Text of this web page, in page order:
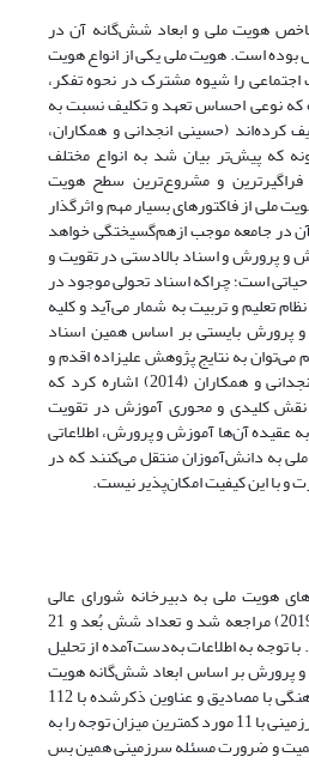
هویت ملی و ابعاد شش‌گانه آن در
است. هویت ملی یکی از انواع هویت
را شیوه مشترک در نحوه تفکر،
که نوعی احساس تعهد و تکلیف نسبت به
کرده‌اند (حسینی انجدانی و همکاران،
که پیش‌تر بیان شد به انواع مختلف
و مشروع‌ترین سطح هویت
ملی از فاکتورهای بسیار مهم و اثرگذار
در جامعه موجب از‌هم‌گسیختگی خواهد
پرورش و اسناد بالادستی در تقویت و
است؛ چراکه اسناد تحولی موجود در
تعلیم و تربیت به شمار می‌آید و کلیه
پرورش بایستی بر اساس همین اسناد
به نتایج پژوهش علیزاده اقدم و
همکاران (2010) و حسینی انجدانی و همکاران (2014) اشاره کرد که
کلیدی و محوری آموزش در تقویت
عقیده آن‌ها آموزش و پرورش، اطلاعاتی
به دانش‌آموزان منتقل می‌کنند که در
و با این کیفیت امکان‌پذیر نیست.
هویت ملی به دبیرخانه شورای عالی
انقلاب فرهنگی (جهانگیری، 2019) مراجعه شد و تعداد شش بُعد و 21
توجه به اطلاعات به‌دست‌آمده از تحلیل
و پرورش بر اساس ابعاد شش‌گانه هویت
ملی، بُعد فرهنگ و میراث فرهنگی با مصادیق و عناوین ذکر‌شده با 112
مورد بیشترین توجه و بُعد سرزمینی با 11 مورد کمترین میزان توجه را به
و ضرورت مسئله سرزمینی همین بس